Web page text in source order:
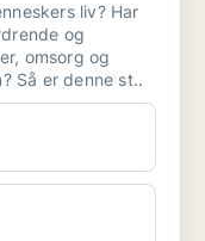
liv? Har
og
omsorg og
Så er denne st..